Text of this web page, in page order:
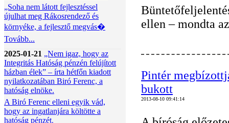
„Soha nem látott fejlesztéssel
újulhat meg Rákosrendező és
környéke, a fejlesztő megvás�
Tovább...
2025-01-21 „Nem igaz, hogy az
Integritás Hatóság pénzén felújított
házban élek” – írta hétfőn kiadott
nyilatkozatában Biró Ferenc, a
hatóság elnöke.
A Biró Ferenc elleni egyik vád,
hogy az ingatlanjára költötte a
hatóság pénzét.
ellen – mondta
Pintér
bukott
2013-08-10 09:41:14